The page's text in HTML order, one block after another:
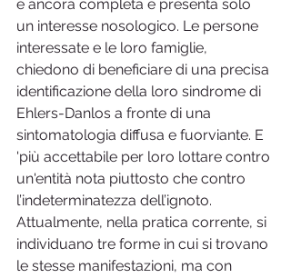
è ancora completa e presenta solo
un interesse nosologico. Le persone
interessate e le loro famiglie,
chiedono di beneficiare di una precisa
identificazione della loro sindrome di
Ehlers-Danlos a fronte di una
sintomatologia diffusa e fuorviante. E
'più accettabile per loro lottare contro
un'entità nota piuttosto che contro
l’indeterminatezza dell’ignoto.
Attualmente, nella pratica corrente, si
individuano tre forme in cui si trovano
le stesse manifestazioni, ma con